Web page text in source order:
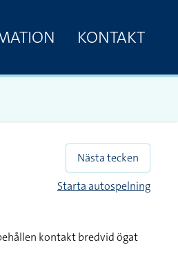
KONTAKT
Nästa tecken
Starta autospelning
kontakt bredvid ögat